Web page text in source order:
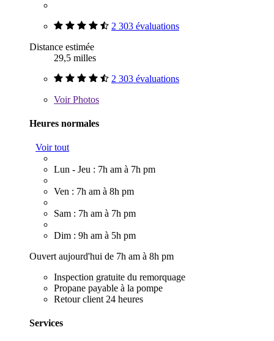
2 303 évaluations
Distance estimée
29,5 milles
2 303 évaluations
VoirPhotos
Heures normales
Voir tout
Lun - Jeu : 7h am à 7h pm
Ven : 7h am à 8h pm
Sam : 7h am à 7h pm
Dim : 9h am à 5h pm
Ouvert aujourd'hui de 7h am à 8h pm
Inspection gratuite du remorquage
Propane payable à la pompe
Retour client 24 heures
Services